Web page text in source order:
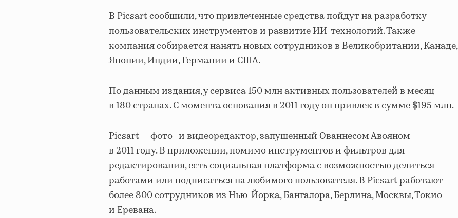
В Picsart сообщили, что привлеченные средства пойдут на разработку
пользовательских инструментов и развитие ИИ-технологий. Также
компания собирается нанять новых сотрудников в Великобритании, Канаде,
Японии, Индии, Германии и США.
По данным издания, у сервиса 150 млн активных пользователей в месяц
в 180 странах. С момента основания в 2011 году он привлек в сумме $195 млн.
Picsart — фото- и видеоредактор, запущенный Ованнесом Авояном
в 2011 году. В приложении, помимо инструментов и фильтров для
редактирования, есть социальная платформа с возможностью делиться
работами или подписаться на любимого пользователя. В Picsart работают
более 800 сотрудников из Нью-Йорка, Бангалора, Берлина, Москвы, Токио
и Еревана.